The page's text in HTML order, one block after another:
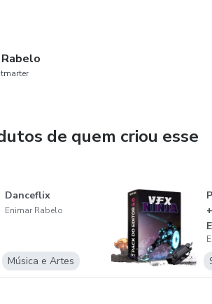
Rabelo
de quem criou esse
Danceflix
Enimar Rabelo
Música e Artes